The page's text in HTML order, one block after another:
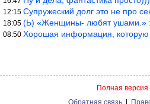
12:15 Супружеский долг это не про секс,
18:05 (Ь) «Женщины- любят ушами.»
08:50 Хорошая информация, которую многим
Полная версия
Обратная связь |